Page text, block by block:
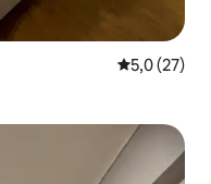
Xếp hạng
5,0 (27)